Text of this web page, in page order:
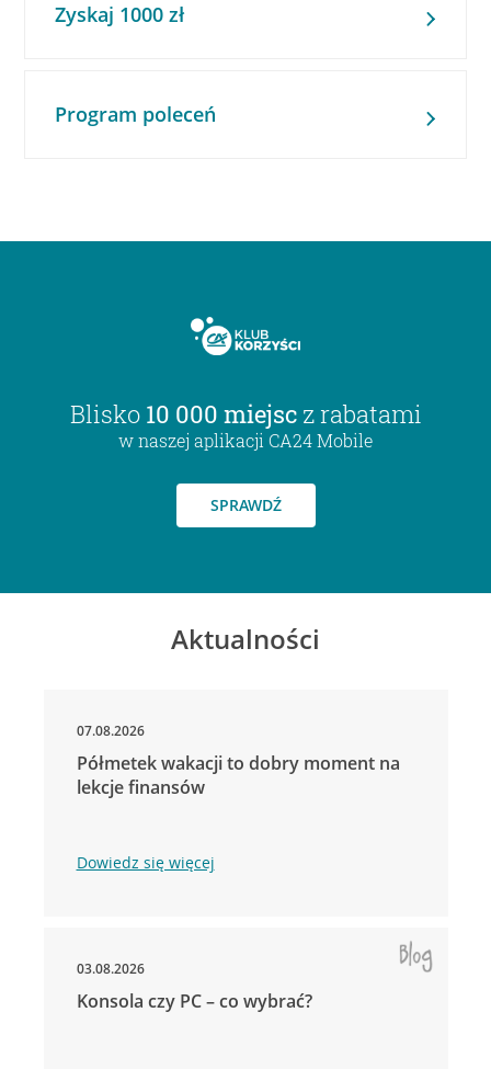
Zyskaj 1000 zł
Program poleceń
Blisko 10 000 miejsc z rabatami
w naszej aplikacji CA24 Mobile
SPRAWDŹ
Aktualności
07.08.2026
Półmetek wakacji to dobry moment na
lekcje finansów
Dowiedz się więcej
03.08.2026
Konsola czy PC – co wybrać?